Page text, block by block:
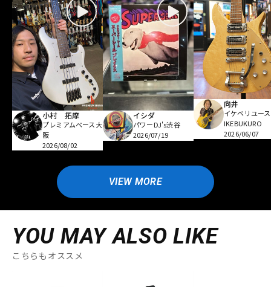
小村 拓摩
プレミアムベース大
阪
2026/08/02
イシダ
パワーDJ's渋谷
2026/07/19
向井
イケベリユース
IKEBUKURO
2026/06/07
VIEW MORE
YOU MAY ALSO LIKE
こちらもオススメ